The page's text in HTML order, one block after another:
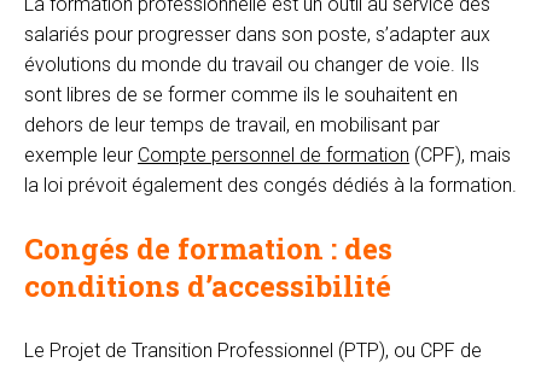
salariés pour progresser dans son poste, s’adapter aux
évolutions du monde du travail ou changer de voie. Ils
sont libres de se former comme ils le souhaitent en
dehors de leur temps de travail, en mobilisant par
exemple leur Compte personnel de formation (CPF), mais
la loi prévoit également des congés dédiés à la formation.
Congés de formation : des
conditions d’accessibilité
Le Projet de Transition Professionnel (PTP), ou CPF de